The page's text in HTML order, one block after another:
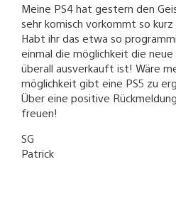
Meine PS4 hat gestern den
sehr komisch vorkommt so kurz
Habt ihr das etwa so
einmal die möglichkeit die neue
überall ausverkauft ist! Wäre
möglichkeit gibt eine PS5 zu
Über eine positive
freuen!
SG
Patrick